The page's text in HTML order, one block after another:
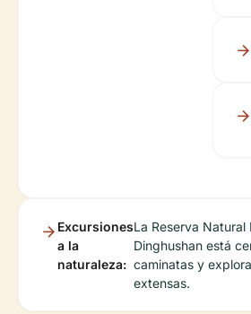
Excursiones
a la
naturaleza:
La Reserva Natural
Dinghushan está
caminatas y
extensas.